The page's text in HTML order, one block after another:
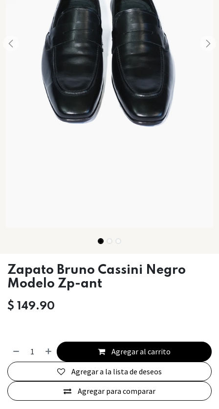
Zapato Bruno Cassini Negro
Modelo Zp-ant
$ 149.90
Agregar al carrito
Agregar para comparar
Agregar a la lista de deseos